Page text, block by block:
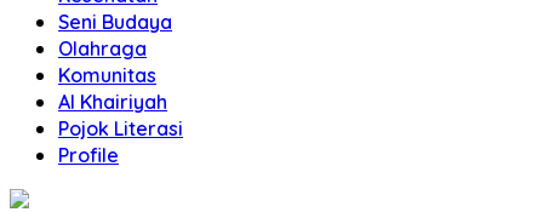
Seni Budaya
Olahraga
Komunitas
Al Khairiyah
Pojok Literasi
Profile